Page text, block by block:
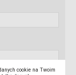
cookie na Twoim